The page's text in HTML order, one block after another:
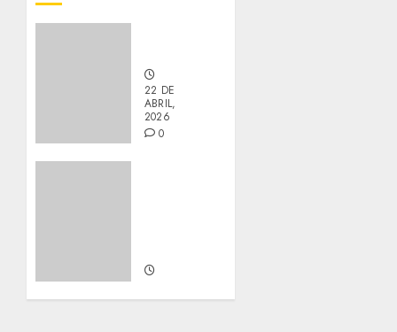
22 DE
ABRIL,
2026
0
ABRIL,